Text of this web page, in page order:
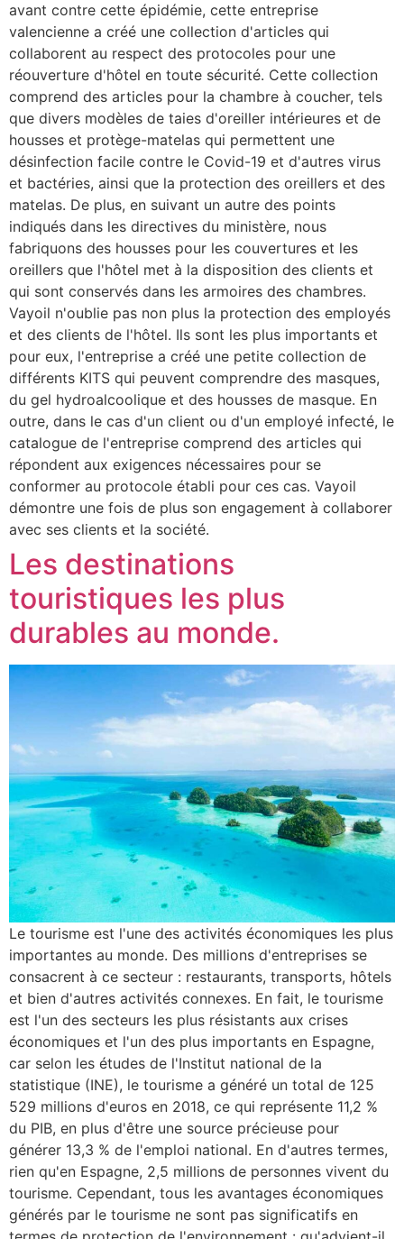
avant contre cette épidémie, cette entreprise
valencienne a créé une collection d'articles qui
collaborent au respect des protocoles pour une
réouverture d'hôtel en toute sécurité. Cette collection
comprend des articles pour la chambre à coucher, tels
que divers modèles de taies d'oreiller intérieures et de
housses et protège-matelas qui permettent une
désinfection facile contre le Covid-19 et d'autres virus
et bactéries, ainsi que la protection des oreillers et des
matelas. De plus, en suivant un autre des points
indiqués dans les directives du ministère, nous
fabriquons des housses pour les couvertures et les
oreillers que l'hôtel met à la disposition des clients et
qui sont conservés dans les armoires des chambres.
Vayoil n'oublie pas non plus la protection des employés
et des clients de l'hôtel. Ils sont les plus importants et
pour eux, l'entreprise a créé une petite collection de
différents KITS qui peuvent comprendre des masques,
du gel hydroalcoolique et des housses de masque. En
outre, dans le cas d'un client ou d'un employé infecté, le
catalogue de l'entreprise comprend des articles qui
répondent aux exigences nécessaires pour se
conformer au protocole établi pour ces cas. Vayoil
démontre une fois de plus son engagement à collaborer
avec ses clients et la société.
Les destinations
touristiques les plus
durables au monde.
Le tourisme est l'une des activités économiques les plus
importantes au monde. Des millions d'entreprises se
consacrent à ce secteur : restaurants, transports, hôtels
et bien d'autres activités connexes. En fait, le tourisme
est l'un des secteurs les plus résistants aux crises
économiques et l'un des plus importants en Espagne,
car selon les études de l'Institut national de la
statistique (INE), le tourisme a généré un total de 125
529 millions d'euros en 2018, ce qui représente 11,2 %
du PIB, en plus d'être une source précieuse pour
générer 13,3 % de l'emploi national. En d'autres termes,
rien qu'en Espagne, 2,5 millions de personnes vivent du
tourisme. Cependant, tous les avantages économiques
générés par le tourisme ne sont pas significatifs en